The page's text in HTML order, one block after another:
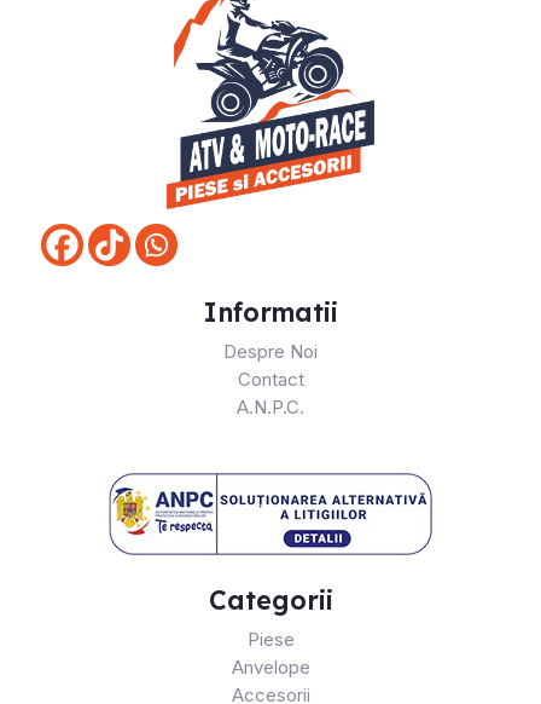
Informatii
Despre Noi
Contact
A.N.P.C.
Categorii
Piese
Anvelope
Accesorii